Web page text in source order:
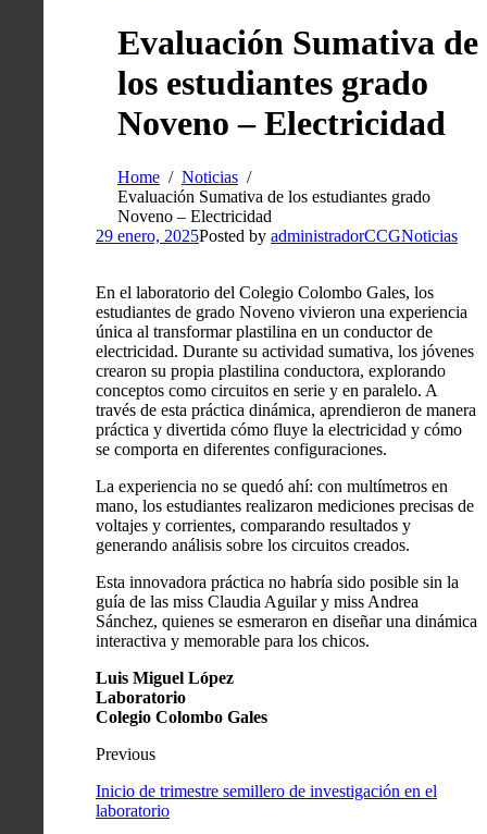
Evaluación Sumativa de
los estudiantes grado
Noveno – Electricidad
Home
Noticias
Evaluación Sumativa de los estudiantes grado
Noveno – Electricidad
29 enero, 2025Posted by administradorCCGNoticias
En el laboratorio del Colegio Colombo Gales, los
estudiantes de grado Noveno vivieron una experiencia
única al transformar plastilina en un conductor de
electricidad. Durante su actividad sumativa, los jóvenes
crearon su propia plastilina conductora, explorando
conceptos como circuitos en serie y en paralelo. A
través de esta práctica dinámica, aprendieron de manera
práctica y divertida cómo fluye la electricidad y cómo
se comporta en diferentes configuraciones.
La experiencia no se quedó ahí: con multímetros en
mano, los estudiantes realizaron mediciones precisas de
voltajes y corrientes, comparando resultados y
generando análisis sobre los circuitos creados.
Esta innovadora práctica no habría sido posible sin la
guía de las miss Claudia Aguilar y miss Andrea
Sánchez, quienes se esmeraron en diseñar una dinámica
interactiva y memorable para los chicos.
Luis Miguel López
Laboratorio
Colegio Colombo Gales
Previous
Inicio de trimestre semillero de investigación en el
laboratorio